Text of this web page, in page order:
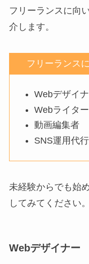
フリーランスに向
介します。
フリーランス
Webデザイ
Webライター
動画編集者
SNS運用代行
未経験からでも始
してみてください。
Webデザイナー